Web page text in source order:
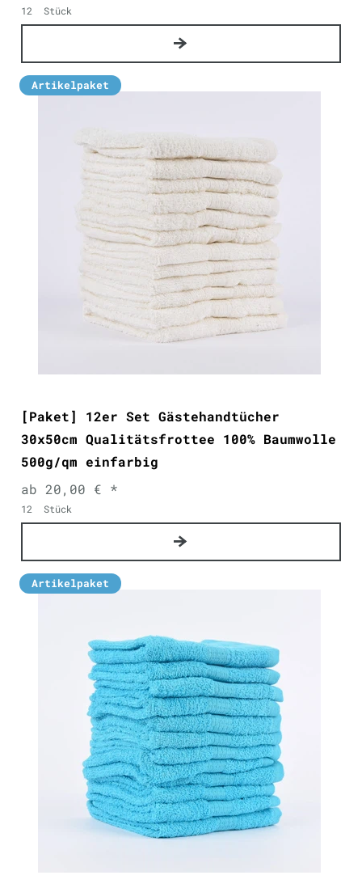
12 Stück
Artikelpaket
[Paket] 12er Set Gästehandtücher
30x50cm Qualitätsfrottee 100% Baumwolle
500g/qm einfarbig
ab 20,00 € *
12 Stück
Artikelpaket